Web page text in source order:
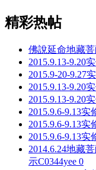
精彩热帖
佛說延命地藏
2015.9.13-9.20
2015.9-20-9.27
2015.9.13-9.20
2015.9.13-9.20
2015.9.6-9.13实
2015.9.6-9.13实
2015.9.6-9.13实
2014.6.24地藏
示C0344yee 0